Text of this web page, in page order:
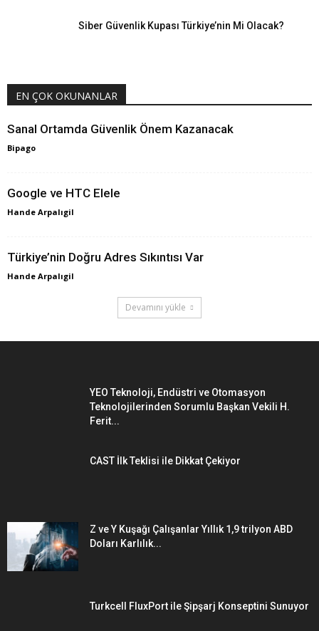
Siber Güvenlik Kupası Türkiye’nin Mi Olacak?
EN ÇOK OKUNANLAR
Sanal Ortamda Güvenlik Önem Kazanacak
Bipago
Google ve HTC Elele
Hande Arpalıgil
Türkiye’nin Doğru Adres Sıkıntısı Var
Hande Arpalıgil
Devamını yükle
YEO Teknoloji, Endüstri ve Otomasyon
Teknolojilerinden Sorumlu Başkan Vekili H.
Ferit...
CAST İlk Teklisi ile Dikkat Çekiyor
Z ve Y Kuşağı Çalışanlar Yıllık 1,9 trilyon ABD
Doları Karlılık...
Turkcell FluxPort ile Şipşarj Konseptini Sunuyor